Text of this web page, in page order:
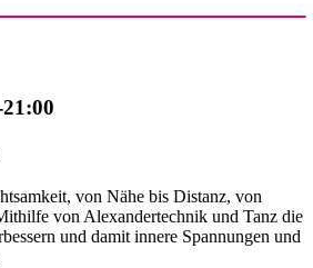
von Nähe bis Distanz, von
von Alexandertechnik und Tanz die
und damit innere Spannungen und